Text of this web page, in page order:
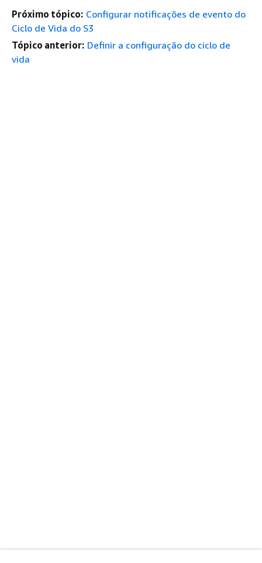
Próximo tópico: Configurar notificações de evento do
Ciclo de Vida do S3
Tópico anterior: Definir a configuração do ciclo de
vida